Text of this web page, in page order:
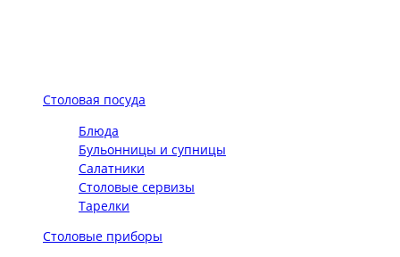
Столовая посуда
Блюда
Бульонницы и супницы
Салатники
Столовые сервизы
Тарелки
Столовые приборы